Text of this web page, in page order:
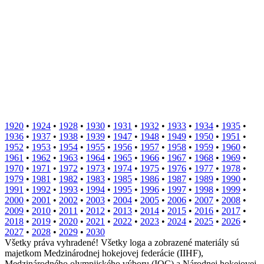
1920 • 1924 • 1928 • 1930 • 1931 • 1932 • 1933 • 1934 • 1935 •
1936 • 1937 • 1938 • 1939 • 1947 • 1948 • 1949 • 1950 • 1951 •
1952 • 1953 • 1954 • 1955 • 1956 • 1957 • 1958 • 1959 • 1960 •
1961 • 1962 • 1963 • 1964 • 1965 • 1966 • 1967 • 1968 • 1969 •
1970 • 1971 • 1972 • 1973 • 1974 • 1975 • 1976 • 1977 • 1978 •
1979 • 1981 • 1982 • 1983 • 1985 • 1986 • 1987 • 1989 • 1990 •
1991 • 1992 • 1993 • 1994 • 1995 • 1996 • 1997 • 1998 • 1999 •
2000 • 2001 • 2002 • 2003 • 2004 • 2005 • 2006 • 2007 • 2008 •
2009 • 2010 • 2011 • 2012 • 2013 • 2014 • 2015 • 2016 • 2017 •
2018 • 2019 • 2020 • 2021 • 2022 • 2023 • 2024 • 2025 • 2026 •
2027 • 2028 • 2029 • 2030
Všetky práva vyhradené! Všetky loga a zobrazené materiály sú
majetkom Medzinárodnej hokejovej federácie (IIHF),